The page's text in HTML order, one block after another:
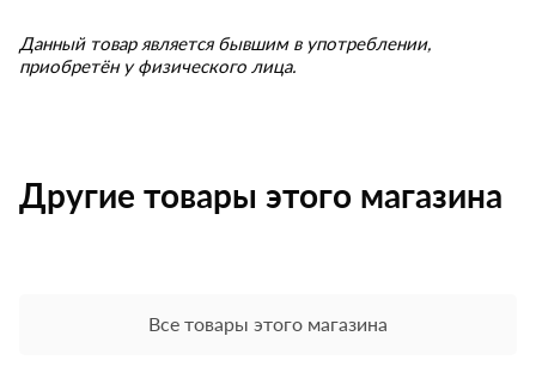
Данный товар является бывшим в употреблении,
приобретён у физического лица.
Другие товары этого магазина
Все товары этого магазина